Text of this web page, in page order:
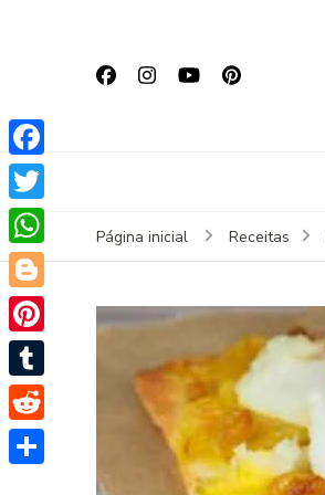
Página inicial Receitas
Facebook
Twitter
WhatsApp
Blogger
Pinterest
Tumblr
Reddit